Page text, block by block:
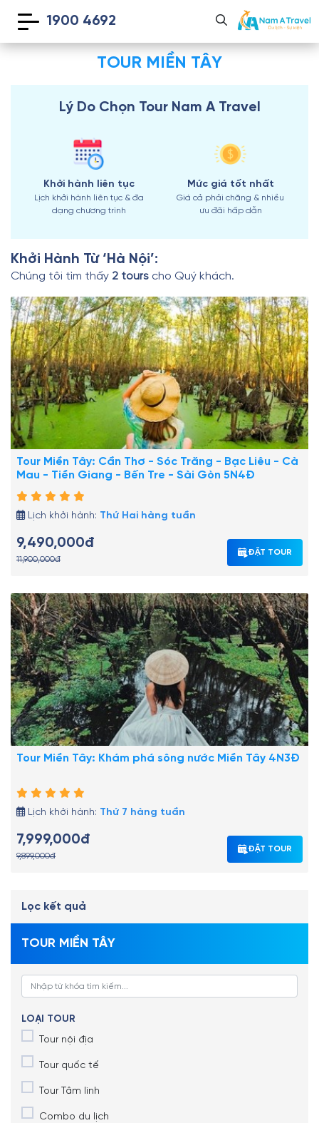
1900 4692
Lọc kết quả
TOUR MIỀN TÂY
LOẠI TOUR
Tour nội địa
Tour quốc tế
Tour Tâm linh
Combo du lịch
TOUR MIỀN TÂY
Lý Do Chọn Tour Nam A Travel
Khởi hành liên tục
Lịch khởi hành liên tục & đa
dạng chương trình
Mức giá tốt nhất
Giá cả phải chăng & nhiều
ưu đãi hấp dẫn
Khởi Hành Từ ‘Hà Nội’:
Chúng tôi tìm thấy 2 tours cho Quý khách.
Tour Miền Tây: Cần Thơ - Sóc Trăng - Bạc Liêu - Cà
Mau - Tiền Giang - Bến Tre - Sài Gòn 5N4Đ
Lịch khởi hành: Thứ Hai hàng tuần
9,490,000đ
11,900,000đ
ĐẶT TOUR
Tour Miền Tây: Khám phá sông nước Miền Tây 4N3Đ
Lịch khởi hành: Thứ 7 hàng tuần
7,999,000đ
9,899,000đ
ĐẶT TOUR